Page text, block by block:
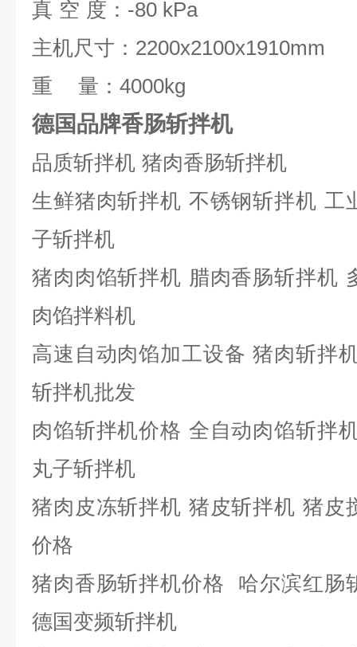
真 空 度： -80 kPa
主机尺寸： 2200x2100x1910mm
重
量： 4000kg
德国品牌香肠斩拌机
品质斩拌机 猪肉香肠斩拌机
生鲜猪肉斩拌机 不锈钢斩拌机 工
子斩拌机
猪肉肉馅斩拌机 腊肉香肠斩拌机
肉馅拌料机
高速自动肉馅加工设备 猪肉斩拌
斩拌机批发
肉馅斩拌机价格 全自动肉馅斩拌
丸子斩拌机
猪肉皮冻斩拌机 猪皮斩拌机 猪皮
价格
猪肉香肠斩拌机价格
哈尔滨红肠
德国变频斩拌机